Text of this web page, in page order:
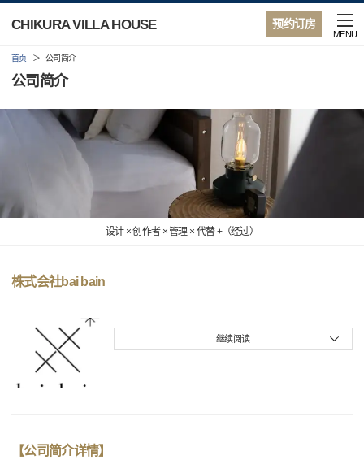
预约订房
CHIKURA VILLA HOUSE
MENU
首页 公司简介
公司简介
设计 × 创作者 × 管理 × 代替 +（经过）
株式会社bai bain
继续阅读
【公司简介详情】